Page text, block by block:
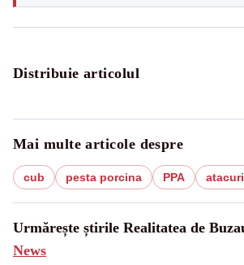
Distribuie articolul
Mai multe articole despre
cub pesta porcina PPA
Urmărește știrile Realitatea de
News